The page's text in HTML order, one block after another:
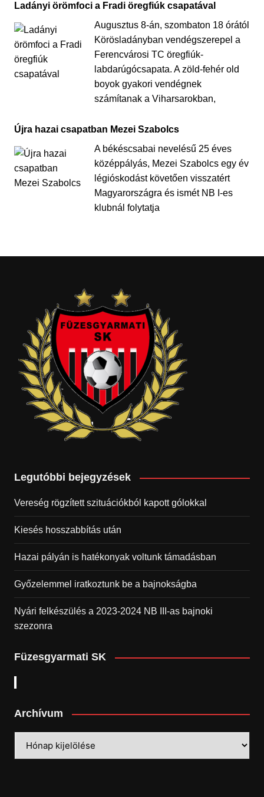
Ladányi örömfoci a Fradi öregfiúk csapatával
Augusztus 8-án, szombaton 18 órától
Körösladányban vendégszerepel a
Ferencvárosi TC öregfiúk-
labdarúgócsapata. A zöld-fehér old
boyok gyakori vendégnek
számítanak a Viharsarokban,
Újra hazai csapatban Mezei Szabolcs
A békéscsabai nevelésű 25 éves
középpályás, Mezei Szabolcs egy év
légióskodást követően visszatért
Magyarországra és ismét NB I-es
klubnál folytatja
Legutóbbi bejegyzések
Vereség rögzített szituációkból kapott gólokkal
Kiesés hosszabbítás után
Hazai pályán is hatékonyak voltunk támadásban
Győzelemmel iratkoztunk be a bajnokságba
Nyári felkészülés a 2023-2024 NB III-as bajnoki
szezonra
Füzesgyarmati SK
Archívum